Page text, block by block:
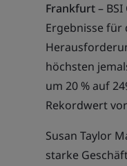
Frankfurt– BSI
Ergebnisse für
höchsten
um 20 % auf
Rekordwert
Susan Taylor
starke